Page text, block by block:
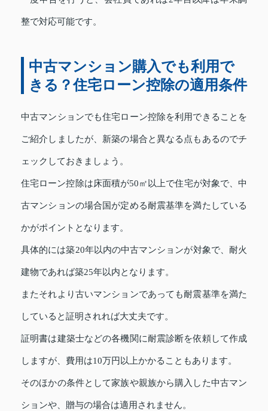
整で対応可能です。
中古マンション購入でも利用で
きる？住宅ローン控除の適用条件
中古マンションでも住宅ローン控除を利用できることを
ご紹介しましたが、新築の場合と異なる点もあるのでチ
ェックしておきましょう。
住宅ローン控除は床面積が50㎡以上で住宅が対象で、中
古マンションの場合国が定める耐震基準を満たしている
かがポイントとなります。
具体的には築20年以内の中古マンションが対象で、耐火
建物であれば築25年以内となります。
またそれより古いマンションであっても耐震基準を満た
していると証明されれば大丈夫です。
証明書は建築士などの各機関に耐震診断を依頼して作成
しますが、費用は10万円以上かかることもあります。
そのほかの条件として家族や親族から購入した中古マン
ションや、贈与の場合は適用されません。